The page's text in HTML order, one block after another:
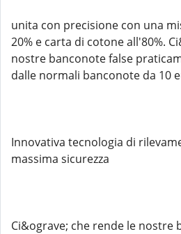
unita con precisione con una
20% e carta di cotone all'80%.
nostre banconote false
dalle normali banconote da 10
Innovativa tecnologia di
massima sicurezza
Ci&ograve; che rende le nostre